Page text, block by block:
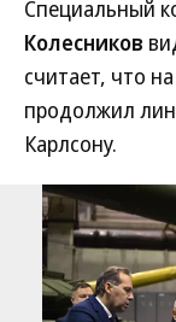
Специальный
Колесников
считает, что
продолжил
Карлсону.